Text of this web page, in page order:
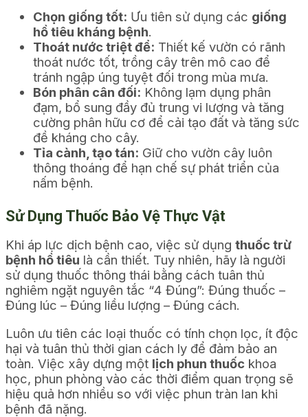
Chọn giống tốt: Ưu tiên sử dụng các giống
hồ tiêu kháng bệnh.
Thoát nước triệt để: Thiết kế vườn có rãnh
thoát nước tốt, trồng cây trên mô cao để
tránh ngập úng tuyệt đối trong mùa mưa.
Bón phân cân đối: Không lạm dụng phân
đạm, bổ sung đầy đủ trung vi lượng và tăng
cường phân hữu cơ để cải tạo đất và tăng sức
đề kháng cho cây.
Tỉa cành, tạo tán: Giữ cho vườn cây luôn
thông thoáng để hạn chế sự phát triển của
nấm bệnh.
Sử Dụng Thuốc Bảo Vệ Thực Vật
Khi áp lực dịch bệnh cao, việc sử dụng thuốc trừ
bệnh hồ tiêu là cần thiết. Tuy nhiên, hãy là người
sử dụng thuốc thông thái bằng cách tuân thủ
nghiêm ngặt nguyên tắc “4 Đúng”: Đúng thuốc –
Đúng lúc – Đúng liều lượng – Đúng cách.
Luôn ưu tiên các loại thuốc có tính chọn lọc, ít độc
hại và tuân thủ thời gian cách ly để đảm bảo an
toàn. Việc xây dựng một lịch phun thuốc khoa
học, phun phòng vào các thời điểm quan trọng sẽ
hiệu quả hơn nhiều so với việc phun tràn lan khi
bệnh đã nặng.